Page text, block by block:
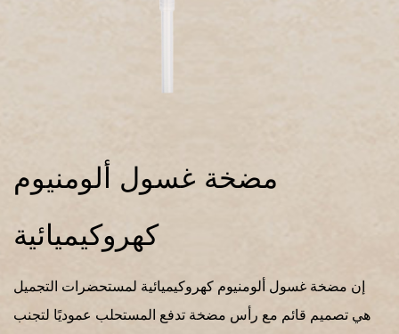
مضخة غسول ألومنيوم
كهروكيميائية
إن مضخة غسول ألومنيوم كهروكيميائية لمستحضرات التجميل
هي تصميم قائم مع رأس مضخة تدفع المستحلب عموديًا لتجنب